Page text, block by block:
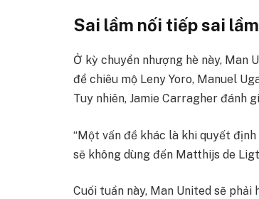
Sai lầm nối tiếp sai lầm
Ở kỳ chuyển nhượng hè này, Man
để chiêu mộ Leny Yoro, Manuel
Tuy nhiên, Jamie Carragher đánh
“Một vấn đề khác là khi quyết
sẽ không dùng đến Matthijs de
Cuối tuần này, Man United sẽ